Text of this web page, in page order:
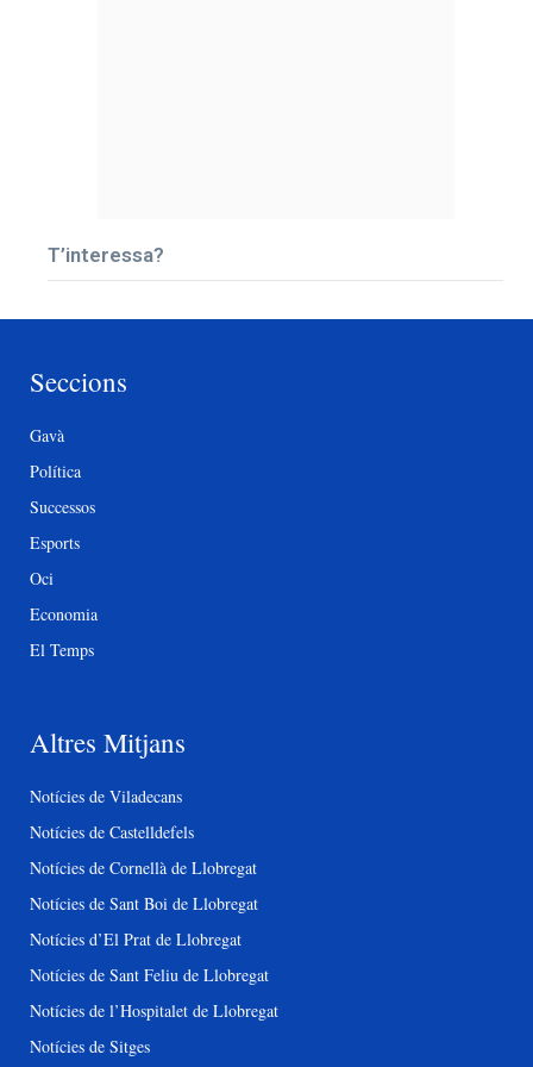
T’interessa?
Seccions
Gavà
Política
Successos
Esports
Oci
Economia
El Temps
Altres Mitjans
Notícies de Viladecans
Notícies de Castelldefels
Notícies de Cornellà de Llobregat
Notícies de Sant Boi de Llobregat
Notícies d’El Prat de Llobregat
Notícies de Sant Feliu de Llobregat
Notícies de l’Hospitalet de Llobregat
Notícies de Sitges